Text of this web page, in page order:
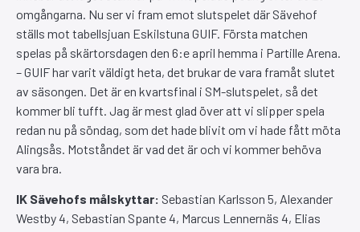
omgångarna. Nu ser vi fram emot slutspelet där Sävehof
ställs mot tabellsjuan Eskilstuna GUIF. Första matchen
spelas på skärtorsdagen den 6:e april hemma i Partille Arena.
– GUIF har varit väldigt heta, det brukar de vara framåt slutet
av säsongen. Det är en kvartsfinal i SM-slutspelet, så det
kommer bli tufft. Jag är mest glad över att vi slipper spela
redan nu på söndag, som det hade blivit om vi hade fått möta
Alingsås. Motståndet är vad det är och vi kommer behöva
vara bra.
IK Sävehofs målskyttar: Sebastian Karlsson 5, Alexander
Westby 4, Sebastian Spante 4, Marcus Lennernäs 4, Elias